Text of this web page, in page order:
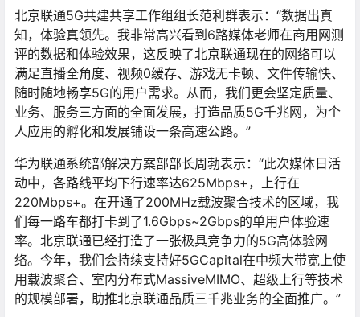
北京联通5G共建共享工作组组长范利群表示：“数据出真
知，体验真领先。我非常高兴看到6路媒体老师在商用网测
评的数据和体验效果，这反映了北京联通现在的网络可以
满足直播全角度、视频0缓存、游戏无卡顿、文件传输快、
随时随地畅享5G的用户需求。从而，我们更会坚定质量、
业务、服务三方面的全面发展，打造品质5G千兆网，为个
人应用的孵化和发展铺设一条高速公路。”
华为联通系统部解决方案部部长周勃表示：“此次媒体日活
动中，各路线平均下行速率达625Mbps+，上行在
220Mbps+。在开通了200MHz载波聚合技术的区域，我
们每一路车都打卡到了1.6Gbps~2Gbps的单用户体验速
率。北京联通已经打造了一张极具竞争力的5G高体验网
络。今年，我们会持续支持好5GCapital在中频大带宽上使
用载波聚合、室内分布式MassiveMIMO、超级上行等技术
的规模部署，助推北京联通品质三千兆业务的全面推广。”